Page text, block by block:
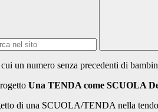
un numero senza precedenti di
Una TENDA come SCUOLA
di una SCUOLA/TENDA nella